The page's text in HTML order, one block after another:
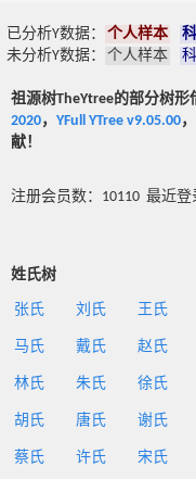
已分析Y数据： 个人样本
未分析Y数据：
个人样本
祖源树TheYtree的部分树形
2020， YFull YTree v9.05.00
献！
注册会员数：10110 最近
姓氏树
张氏 刘氏 王氏
马氏 戴氏 赵氏
林氏 朱氏 徐氏
胡氏 唐氏 谢氏
蔡氏 许氏 宋氏